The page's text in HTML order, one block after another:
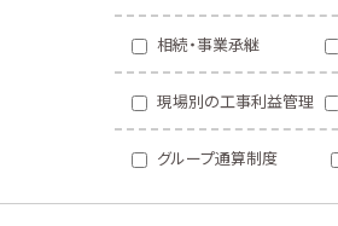
相続・事業承継
現場別の工事利益管理
グループ通算制度